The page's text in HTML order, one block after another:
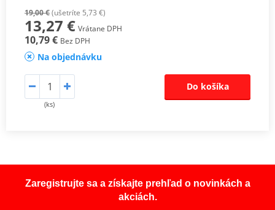
19,00 €(ušetríte 5,73 €)
13,27 € Vrátane DPH
10,79 € Bez DPH
Na objednávku
(ks)
Do košíka
Zaregistrujte sa a získajte prehľad o novinkách a
akciách.